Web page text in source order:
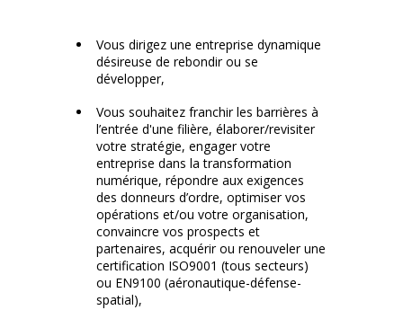
Vous dirigez une entreprise dynamique
désireuse de rebondir ou se
développer,
Vous souhaitez franchir les barrières à
l’entrée d'une filière, élaborer/revisiter
votre stratégie, engager votre
entreprise dans la transformation
numérique, répondre aux exigences
des donneurs d’ordre, optimiser vos
opérations et/ou votre organisation,
convaincre vos prospects et
partenaires, acquérir ou renouveler une
certification ISO9001 (tous secteurs)
ou EN9100 (aéronautique-défense-
spatial),